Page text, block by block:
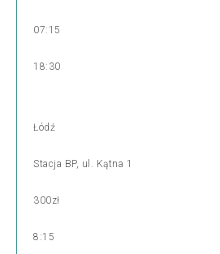
07:15
18:30
Łódź
Stacja BP, ul. Kątna 1
300zł
8:15